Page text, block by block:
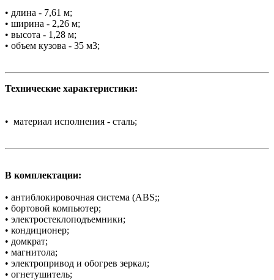
• длина - 7,61 м;
• ширина - 2,26 м;
• высота - 1,28 м;
• объем кузова - 35 м3;
Технические характеристики:
• материал исполнения - сталь;
В комплектации:
• антиблокировочная система (ABS;;
• бортовой компьютер;
• электростеклоподъемники;
• кондиционер;
• домкрат;
• магнитола;
• электропривод и обогрев зеркал;
• огнетушитель;